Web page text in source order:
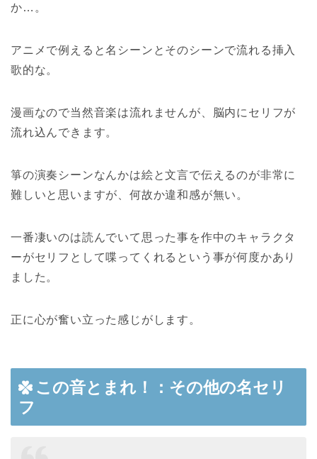
か…。
アニメで例えると名シーンとそのシーンで流れる挿入
歌的な。
漫画なので当然音楽は流れませんが、脳内にセリフが
流れ込んできます。
箏の演奏シーンなんかは絵と文言で伝えるのが非常に
難しいと思いますが、何故か違和感が無い。
一番凄いのは読んでいて思った事を作中のキャラクタ
ーがセリフとして喋ってくれるという事が何度かあり
ました。
正に心が奮い立った感じがします。
この音とまれ！：その他の名セリ
フ